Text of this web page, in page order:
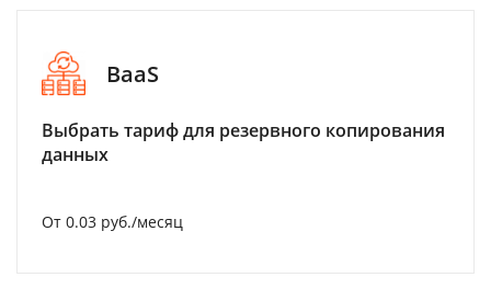
BaaS
Выбрать тариф для резервного копирования
данных
От 0.03 руб./месяц